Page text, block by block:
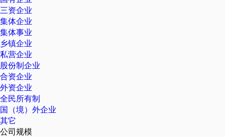
三资企业
集体企业
集体事业
乡镇企业
私营企业
股份制企业
合资企业
外资企业
全民所有制
国（境）外企业
其它
公司规模